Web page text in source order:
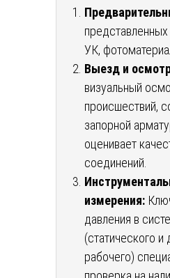
УК,
Выезд и
визуальный
происшествий,
запорной
оценивает
соединений.
измерения:
давления в
(статического
рабочего)